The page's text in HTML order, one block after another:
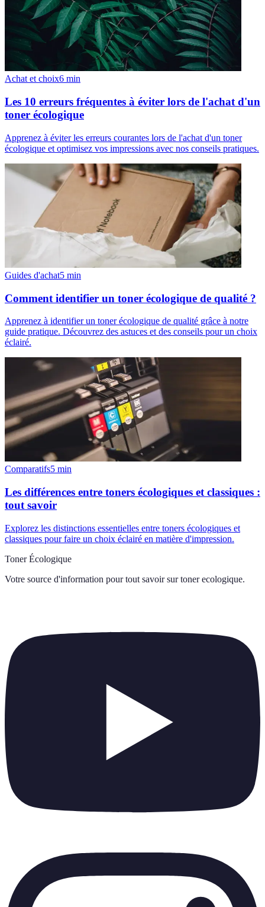
Achat et choix6 min
Les 10 erreurs fréquentes à éviter lors de l'achat d'un
toner écologique
Apprenez à éviter les erreurs courantes lors de l'achat d'un toner
écologique et optimisez vos impressions avec nos conseils pratiques.
Guides d'achat5 min
Comment identifier un toner écologique de qualité ?
Apprenez à identifier un toner écologique de qualité grâce à notre
guide pratique. Découvrez des astuces et des conseils pour un choix
éclairé.
Comparatifs5 min
Les différences entre toners écologiques et classiques :
tout savoir
Explorez les distinctions essentielles entre toners écologiques et
classiques pour faire un choix éclairé en matière d'impression.
Toner Écologique
Votre source d'information pour tout savoir sur toner ecologique.